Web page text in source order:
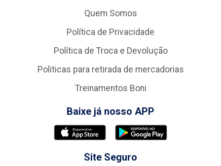
Quem Somos
Política de Privacidade
Política de Troca e Devolução
Politicas para retirada de mercadorias
Treinamentos Boni
Baixe já nosso APP
Site Seguro